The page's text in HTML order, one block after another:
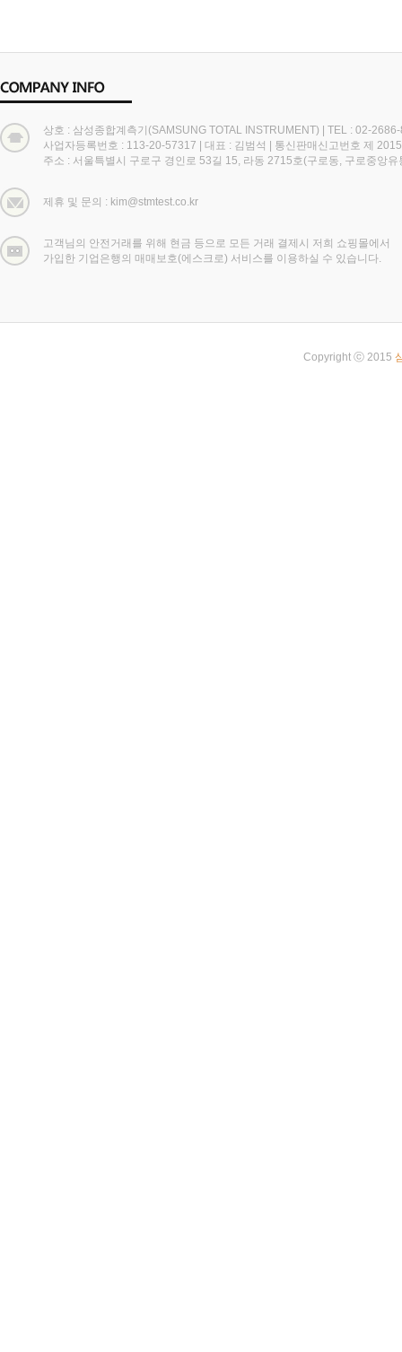
상호 : 삼성종합계측기(SAMSUNG TOTAL INSTRUMENT) | TEL : 02-
사업자등록번호 : 113-20-57317 | 대표 : 김범석 | 통신판매신고번호 제
주소 : 서울특별시 구로구 경인로 53길 15, 라동 2715호(구로동, 구로중앙유
제휴 및 문의 : kim@stmtest.co.kr
고객님의 안전거래를 위해 현금 등으로 모든 거래 결제시 저희 쇼핑몰에서
가입한 기업은행의 매매보호(에스크로) 서비스를 이용하실 수 있습니다.
Copyright ⓒ 2015